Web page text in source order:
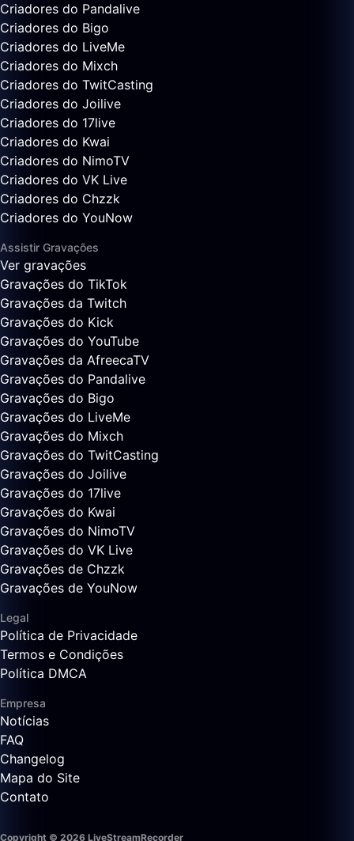
Criadores do Pandalive
Criadores do Bigo
Criadores do LiveMe
Criadores do Mixch
Criadores do TwitCasting
Criadores do Joilive
Criadores do 17live
Criadores do Kwai
Criadores do NimoTV
Criadores do VK Live
Criadores do Chzzk
Criadores do YouNow
Assistir Gravações
Ver gravações
Gravações do TikTok
Gravações da Twitch
Gravações do Kick
Gravações do YouTube
Gravações da AfreecaTV
Gravações do Pandalive
Gravações do Bigo
Gravações do LiveMe
Gravações do Mixch
Gravações do TwitCasting
Gravações do Joilive
Gravações do 17live
Gravações do Kwai
Gravações do NimoTV
Gravações do VK Live
Gravações de Chzzk
Gravações de YouNow
Legal
Política de Privacidade
Termos e Condições
Política DMCA
Empresa
Notícias
FAQ
Changelog
Mapa do Site
Contato
Copyright © 2026 LiveStreamRecorder